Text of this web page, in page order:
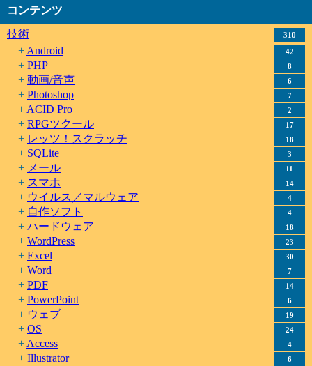
コンテンツ
技術
310
Android 42
PHP 8
動画/音声 6
Photoshop 7
ACID Pro 2
RPGツクール 17
レッツ！スクラッチ 18
SQLite 3
メール 11
スマホ 14
ウイルス／マルウェア 4
自作ソフト 4
ハードウェア 18
WordPress 23
Excel 30
Word 7
PDF 14
PowerPoint 6
ウェブ 19
OS 24
Access 4
Illustrator 6